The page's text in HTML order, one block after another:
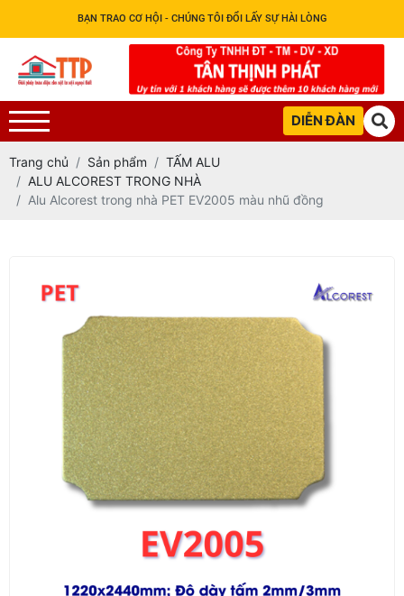
BẠN TRAO CƠ HỘI - CHÚNG TÔI ĐỔI LẤY SỰ HÀI LÒNG
DIỄN ĐÀN
Trang chủ Sản phẩm
TẤM ALU
ALU ALCOREST TRONG NHÀ
Alu Alcorest trong nhà PET EV2005 màu nhũ đồng